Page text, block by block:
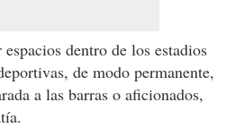
dentro de los estadios
de modo permanente,
a las barras o aficionados,